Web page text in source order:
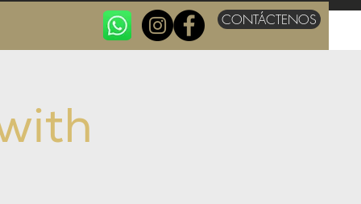
CONTÁCTENOS